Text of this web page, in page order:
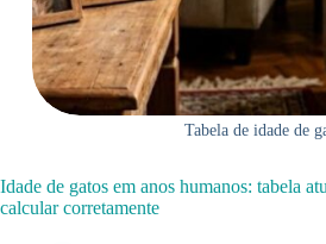
Tabela de idade de
Idade de gatos em anos humanos: tabela
calcular corretamente